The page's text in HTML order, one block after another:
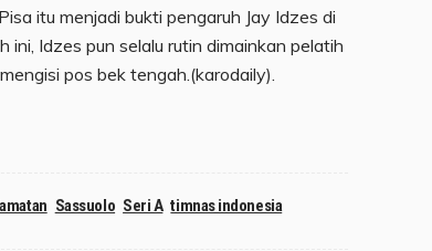
itu menjadi bukti pengaruh Jay Idzes di
ini, Idzes pun selalu rutin dimainkan pelatih
pos bek tengah.(karodaily).
Sassuolo Seri A timnas indonesia